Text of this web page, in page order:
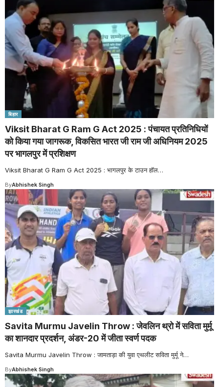
बिहार
Viksit Bharat G Ram G Act 2025 : पंचायत प्रतिनिधियों
को किया गया जागरूक, विकसित भारत जी राम जी अधिनियम 2025
पर भागलपुर में प्रशिक्षण
Viksit Bharat G Ram G Act 2025 : भागलपुर के टाउन हॉल…
ByAbhishek Singh
झारखंड
Savita Murmu Javelin Throw : जेवलिन थ्रो में सविता मुर्मू
का शानदार प्रदर्शन, अंडर-20 में जीता स्वर्ण पदक
Savita Murmu Javelin Throw : जामताड़ा की युवा एथलीट सविता मुर्मू ने…
ByAbhishek Singh